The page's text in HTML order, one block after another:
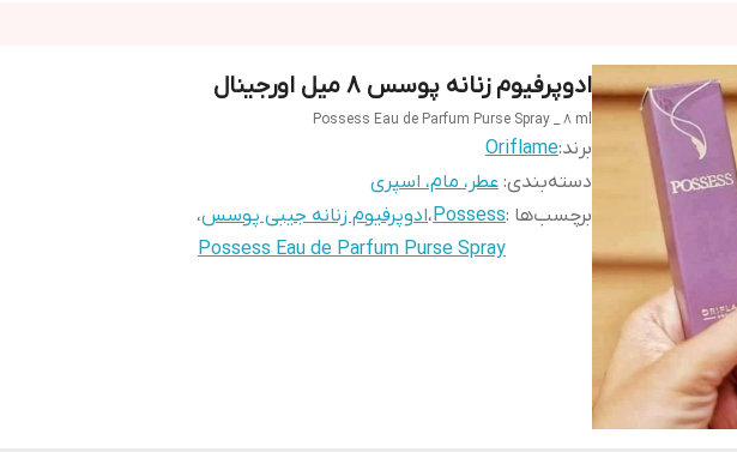
ادوپرفیوم زنانه پوسس 8 میل اورجینال
Possess Eau de Parfum Purse Spray _ 8 ml
برند:Oriflame
دسته‌بندی: عطر، مام، اسپری
برچسب‌ها :Possess،ادوپرفیوم زنانه جیبی پوسس،
Possess Eau de Parfum Purse Spray